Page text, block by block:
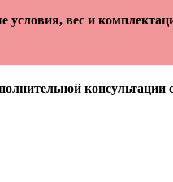
условия, вес и
консультации